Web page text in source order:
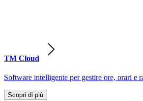
TM Cloud
Software intelligente per gestire ore, orari e
Scopri di più